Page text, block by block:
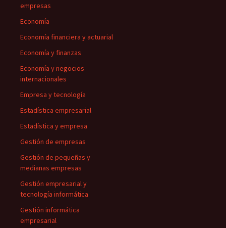
empresas
Economía
Economía financiera y actuarial
Economía y finanzas
Economía y negocios
internacionales
Empresa y tecnología
Estadística empresarial
Estadística y empresa
Gestión de empresas
Gestión de pequeñas y
medianas empresas
Gestión empresarial y
tecnología informática
Gestión informática
empresarial